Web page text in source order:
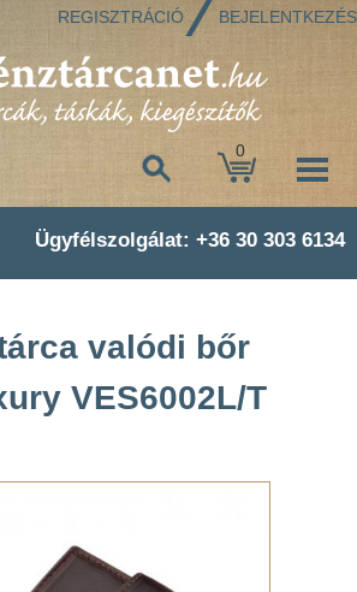
REGISZTRÁCIÓ BEJELENTKEZÉS
0
Ügyfélszolgálat: +36 30 303 6134
valódi bőr
VES6002L/T